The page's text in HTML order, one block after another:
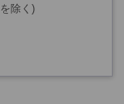
除く)